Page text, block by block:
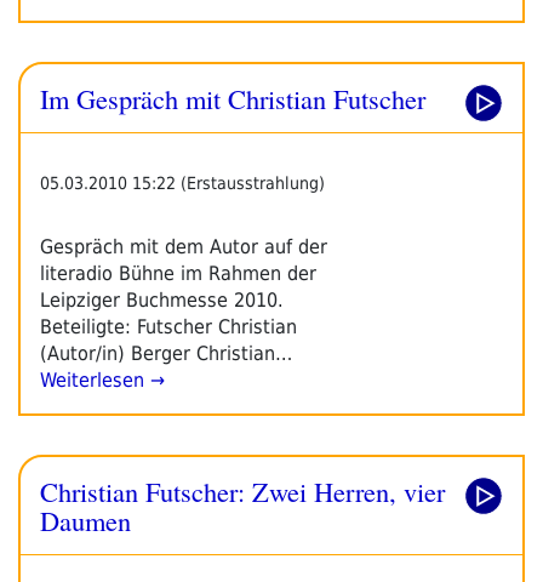
Im Gespräch mit Christian Futscher
05.03.2010 15:22 (Erstausstrahlung)
Gespräch mit dem Autor auf der
literadio Bühne im Rahmen der
Leipziger Buchmesse 2010.
Beteiligte: Futscher Christian
(Autor/in) Berger Christian…
Weiterlesen →
Christian Futscher: Zwei Herren, vier
Daumen